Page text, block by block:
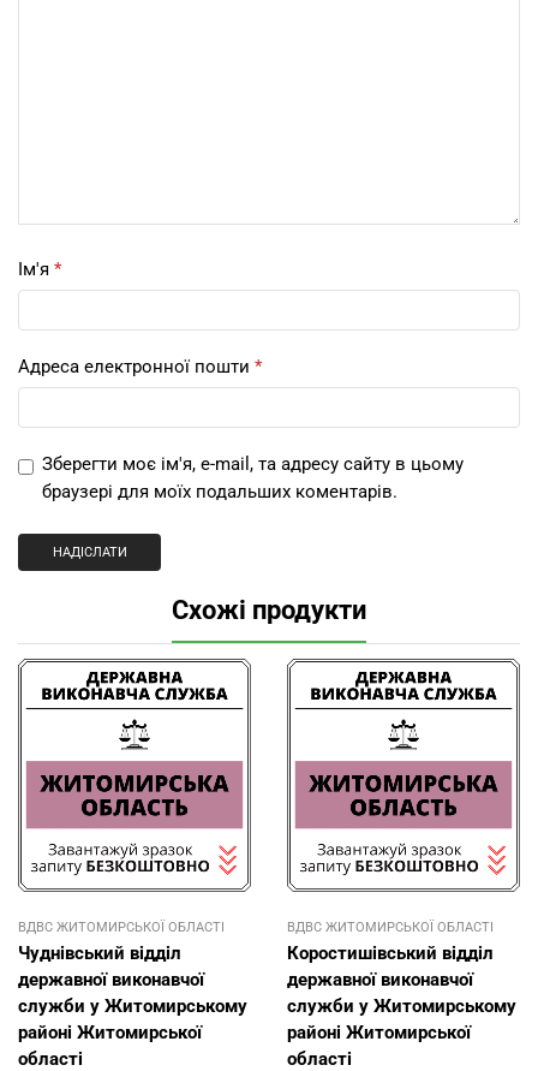
Ім'я *
Адреса електронної пошти *
Зберегти моє ім'я, e-mail, та адресу сайту в цьому
браузері для моїх подальших коментарів.
Схожі продукти
ВДВС ЖИТОМИРСЬКОЇ ОБЛАСТІ
Чуднівський відділ
державної виконавчої
служби у Житомирському
районі Житомирської
області
ВДВС ЖИТОМИРСЬКОЇ ОБЛАСТІ
Коростишівський відділ
державної виконавчої
служби у Житомирському
районі Житомирської
області